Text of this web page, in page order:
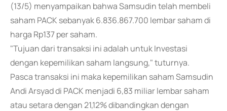
(13/5) menyampaikan bahwa Samsudin telah membeli
saham PACK sebanyak 6.836.867.700 lembar saham di
harga Rp137 per saham.
"Tujuan dari transaksi ini adalah untuk Investasi
dengan kepemilikan saham langsung," tuturnya.
Pasca transaksi ini maka kepemilikan saham Samsudin
Andi Arsyad di PACK menjadi 6,83 miliar lembar saham
atau setara dengan 21,12% dibandingkan dengan